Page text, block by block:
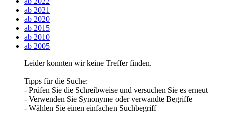
ab 2021
ab 2020
ab 2015
ab 2010
ab 2005
Leider konnten wir keine Treffer finden.
Tipps für die Suche:
- Prüfen Sie die Schreibweise und versuchen Sie es erneut
- Verwenden Sie Synonyme oder verwandte Begriffe
- Wählen Sie einen einfachen Suchbegriff